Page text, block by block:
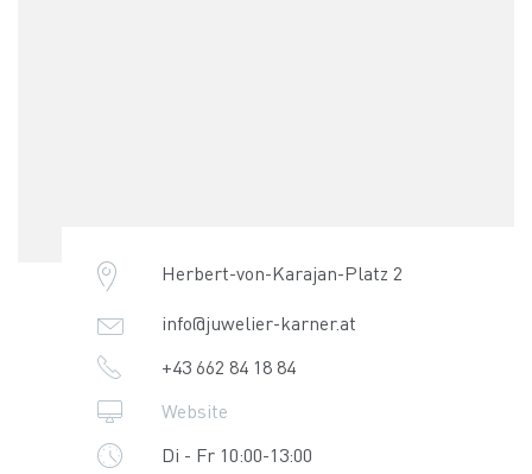
Herbert-von-Karajan-Platz 2
info@juwelier-karner.at
+43 662 84 18 84
Website
Di - Fr 10:00-13:00